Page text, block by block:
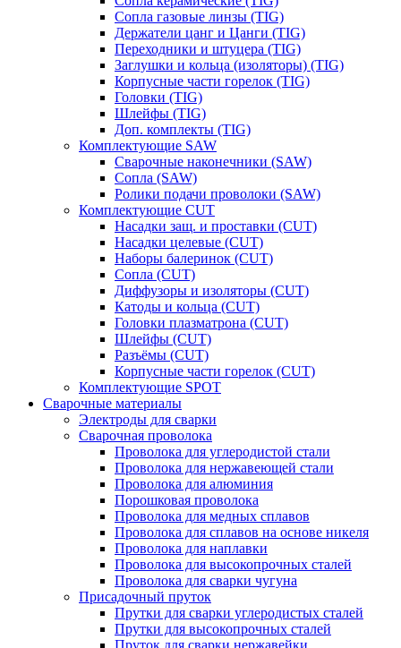
Сопла газовые линзы (TIG)
Держатели цанг и Цанги (TIG)
Переходники и штуцера (TIG)
Заглушки и кольца (изоляторы) (TIG)
Корпусные части горелок (TIG)
Головки (TIG)
Шлейфы (TIG)
Доп. комплекты (TIG)
Комплектующие SAW
Сварочные наконечники (SAW)
Сопла (SAW)
Ролики подачи проволоки (SAW)
Комплектующие CUT
Насадки защ. и проставки (CUT)
Насадки целевые (CUT)
Наборы балеринок (CUT)
Сопла (CUT)
Диффузоры и изоляторы (CUT)
Катоды и кольца (CUT)
Головки плазматрона (CUT)
Шлейфы (CUT)
Разъёмы (CUT)
Корпусные части горелок (CUT)
Комплектующие SPOT
Сварочные материалы
Электроды для сварки
Сварочная проволока
Проволока для углеродистой стали
Проволока для нержавеющей стали
Проволока для алюминия
Порошковая проволока
Проволока для медных сплавов
Проволока для сплавов на основе никеля
Проволока для наплавки
Проволока для высокопрочных сталей
Проволока для сварки чугуна
Присадочный пруток
Прутки для сварки углеродистых сталей
Прутки для высокопрочных сталей
Пруток для сварки нержавейки